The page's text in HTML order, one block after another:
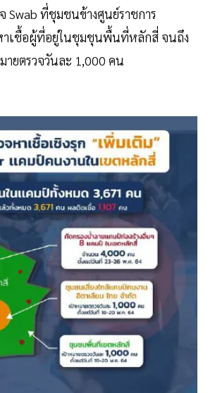
Swab ที่ชุมชนข้างศูนย์ราชการ
าเชื้อผู้ที่อยู่ในชุมชุนพื้นที่หลักสี่ จนถึง
ายตรวจวันละ 1,000 คน